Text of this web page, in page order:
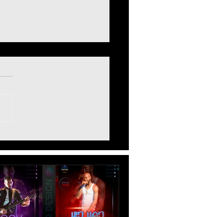
- Design Matchday
Usando
Escudos | Football
PicsArt Mobile